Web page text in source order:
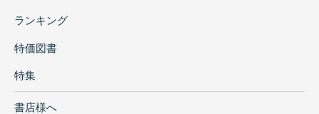
ランキング
特価図書
特集
書店様へ